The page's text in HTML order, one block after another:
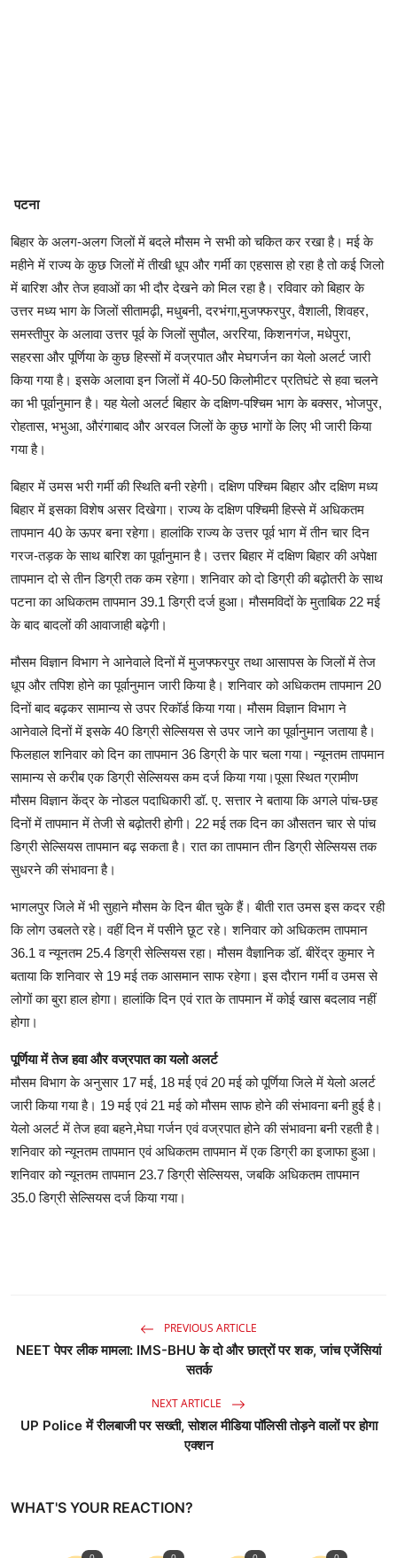
पटना
बिहार के अलग-अलग जिलों में बदले मौसम ने सभी को चकित कर रखा है। मई के
महीने में राज्य के कुछ जिलों में तीखी धूप और गर्मी का एहसास हो रहा है तो कई जिलो
में बारिश और तेज हवाओं का भी दौर देखने को मिल रहा है। रविवार को बिहार के
उत्तर मध्य भाग के जिलों सीतामढ़ी, मधुबनी, दरभंगा,मुजफ्फरपुर, वैशाली, शिवहर,
समस्तीपुर के अलावा उत्तर पूर्व के जिलों सुपौल, अररिया, किशनगंज, मधेपुरा,
सहरसा और पूर्णिया के कुछ हिस्सों में वज्रपात और मेघगर्जन का येलो अलर्ट जारी
किया गया है। इसके अलावा इन जिलों में 40-50 किलोमीटर प्रतिघंटे से हवा चलने
का भी पूर्वानुमान है। यह येलो अलर्ट बिहार के दक्षिण-पश्चिम भाग के बक्सर, भोजपुर,
रोहतास, भभुआ, औरंगाबाद और अरवल जिलों के कुछ भागों के लिए भी जारी किया
गया है।
बिहार में उमस भरी गर्मी की स्थिति बनी रहेगी। दक्षिण पश्चिम बिहार और दक्षिण मध्य
बिहार में इसका विशेष असर दिखेगा। राज्य के दक्षिण पश्चिमी हिस्से में अधिकतम
तापमान 40 के ऊपर बना रहेगा। हालांकि राज्य के उत्तर पूर्व भाग में तीन चार दिन
गरज-तड़क के साथ बारिश का पूर्वानुमान है। उत्तर बिहार में दक्षिण बिहार की अपेक्षा
तापमान दो से तीन डिग्री तक कम रहेगा। शनिवार को दो डिग्री की बढ़ोतरी के साथ
पटना का अधिकतम तापमान 39.1 डिग्री दर्ज हुआ। मौसमविदों के मुताबिक 22 मई
के बाद बादलों की आवाजाही बढ़ेगी।
मौसम विज्ञान विभाग ने आनेवाले दिनों में मुजफ्फरपुर तथा आसापस के जिलों में तेज
धूप और तपिश होने का पूर्वानुमान जारी किया है। शनिवार को अधिकतम तापमान 20
दिनों बाद बढ़कर सामान्य से उपर रिकॉर्ड किया गया। मौसम विज्ञान विभाग ने
आनेवाले दिनों में इसके 40 डिग्री सेल्सियस से उपर जाने का पूर्वानुमान जताया है।
फिलहाल शनिवार को दिन का तापमान 36 डिग्री के पार चला गया। न्यूनतम तापमान
सामान्य से करीब एक डिग्री सेल्सियस कम दर्ज किया गया।पूसा स्थित ग्रामीण
मौसम विज्ञान केंद्र के नोडल पदाधिकारी डॉ. ए. सत्तार ने बताया कि अगले पांच-छह
दिनों में तापमान में तेजी से बढ़ोतरी होगी। 22 मई तक दिन का औसतन चार से पांच
डिग्री सेल्सियस तापमान बढ़ सकता है। रात का तापमान तीन डिग्री सेल्सियस तक
सुधरने की संभावना है।
भागलपुर जिले में भी सुहाने मौसम के दिन बीत चुके हैं। बीती रात उमस इस कदर रही
कि लोग उबलते रहे। वहीं दिन में पसीने छूट रहे। शनिवार को अधिकतम तापमान
36.1 व न्यूनतम 25.4 डिग्री सेल्सियस रहा। मौसम वैज्ञानिक डॉ. बीरेंद्र कुमार ने
बताया कि शनिवार से 19 मई तक आसमान साफ रहेगा। इस दौरान गर्मी व उमस से
लोगों का बुरा हाल होगा। हालांकि दिन एवं रात के तापमान में कोई खास बदलाव नहीं
होगा।
पूर्णिया में तेज हवा और वज्रपात का यलो अलर्ट
मौसम विभाग के अनुसार 17 मई, 18 मई एवं 20 मई को पूर्णिया जिले में येलो अलर्ट
जारी किया गया है। 19 मई एवं 21 मई को मौसम साफ होने की संभावना बनी हुई है।
येलो अलर्ट में तेज हवा बहने,मेघा गर्जन एवं वज्रपात होने की संभावना बनी रहती है।
शनिवार को न्यूनतम तापमान एवं अधिकतम तापमान में एक डिग्री का इजाफा हुआ।
शनिवार को न्यूनतम तापमान 23.7 डिग्री सेल्सियस, जबकि अधिकतम तापमान
35.0 डिग्री सेल्सियस दर्ज किया गया।
PREVIOUS ARTICLE
NEET पेपर लीक मामला: IMS-BHU के दो और छात्रों पर शक, जांच एजेंसियां
सतर्क
NEXT ARTICLE
UP Police में रीलबाजी पर सख्ती, सोशल मीडिया पॉलिसी तोड़ने वालों पर होगा
एक्शन
WHAT'S YOUR REACTION?